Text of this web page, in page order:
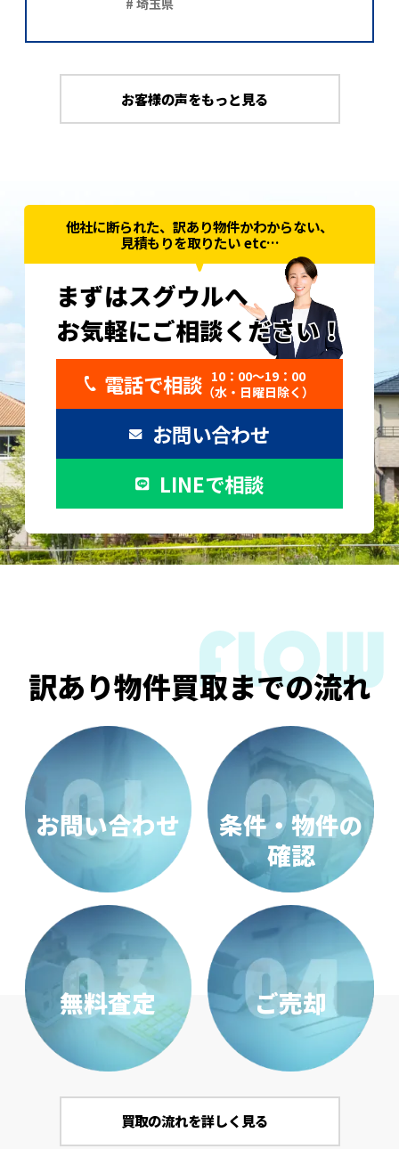
# 埼玉県
お客様の声をもっと見る
他社に断られた、訳あり物件かわからない、
見積もりを取りたい etc…
まずはスグウルへ
お気軽にご相談ください！
お気軽にご相談ください！
電話で相談 10：00〜19：00
（水・日曜日除く）
お問い合わせ
LINEで相談
訳あり物件買取までの流れ
お問い合わせ
条件・物件の
確認
無料査定 ご売却
買取の流れを詳しく見る